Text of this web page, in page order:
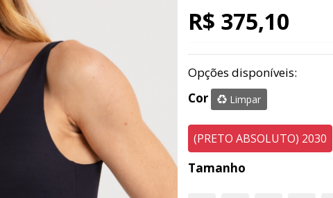
R$ 375,10
Opções disponíveis:
Cor
Limpar
(PRETO ABSOLUTO) 2030
Tamanho